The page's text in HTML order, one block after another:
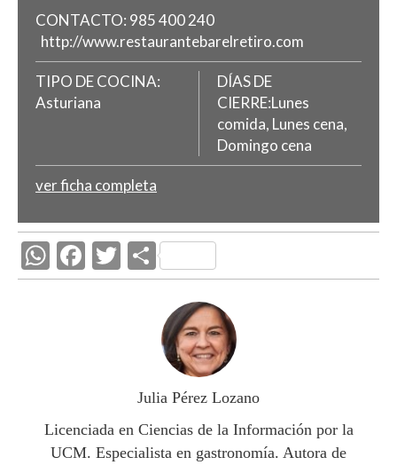
CONTACTO: 985 400 240
http://www.restaurantebarelretiro.com
TIPO DE COCINA:
Asturiana
DÍAS DE
CIERRE:Lunes
comida, Lunes cena,
Domingo cena
ver ficha completa
W
h
p
F
ac
k
T
w
C
o
m
p
ar
ti
r
Julia Pérez Lozano
Licenciada en Ciencias de la Información por la
UCM. Especialista en gastronomía. Autora de